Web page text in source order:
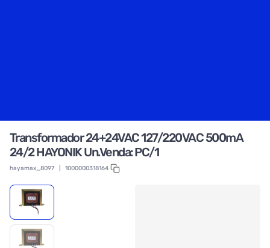
Transformador 24+24VAC 127/220VAC 500mA
24/2 HAYONIK Un.Venda: PC/1
hayamax_8097 1000000318164